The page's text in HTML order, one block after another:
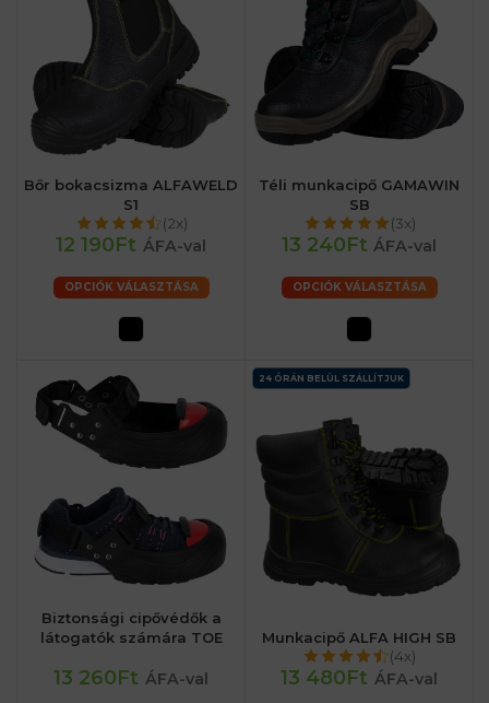
Bőr bokacsizma ALFAWELD
S1
(2x)
12 190Ft ÁFA-val
OPCIÓK VÁLASZTÁSA
Téli munkacipő GAMAWIN
SB
(3x)
13 240Ft ÁFA-val
OPCIÓK VÁLASZTÁSA
Biztonsági cipővédők a
látogatók számára TOE
13 260Ft ÁFA-val
24 ÓRÁN BELÜL SZÁLLÍTJUK
Munkacipő ALFA HIGH SB
(4x)
13 480Ft ÁFA-val